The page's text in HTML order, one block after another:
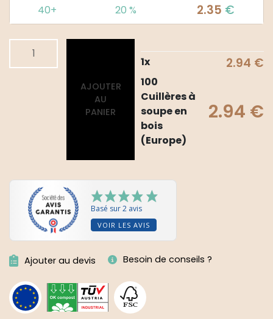
40+ 20 % 2.35 €
AJOUTER
AU
PANIER
1x 2.94 €
100
Cuillères à
soupe en
bois
(Europe)
2.94 €
Alternative:
Basé sur 2 avis
VOIR LES AVIS
Ajouter au devis Besoin de conseils ?